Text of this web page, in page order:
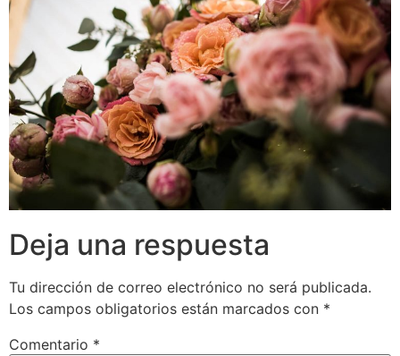
Deja una respuesta
Tu dirección de correo electrónico no será publicada.
Los campos obligatorios están marcados con *
Comentario *